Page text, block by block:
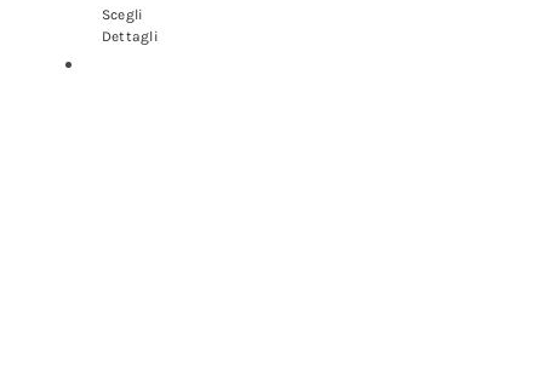
Scegli
Dettagli